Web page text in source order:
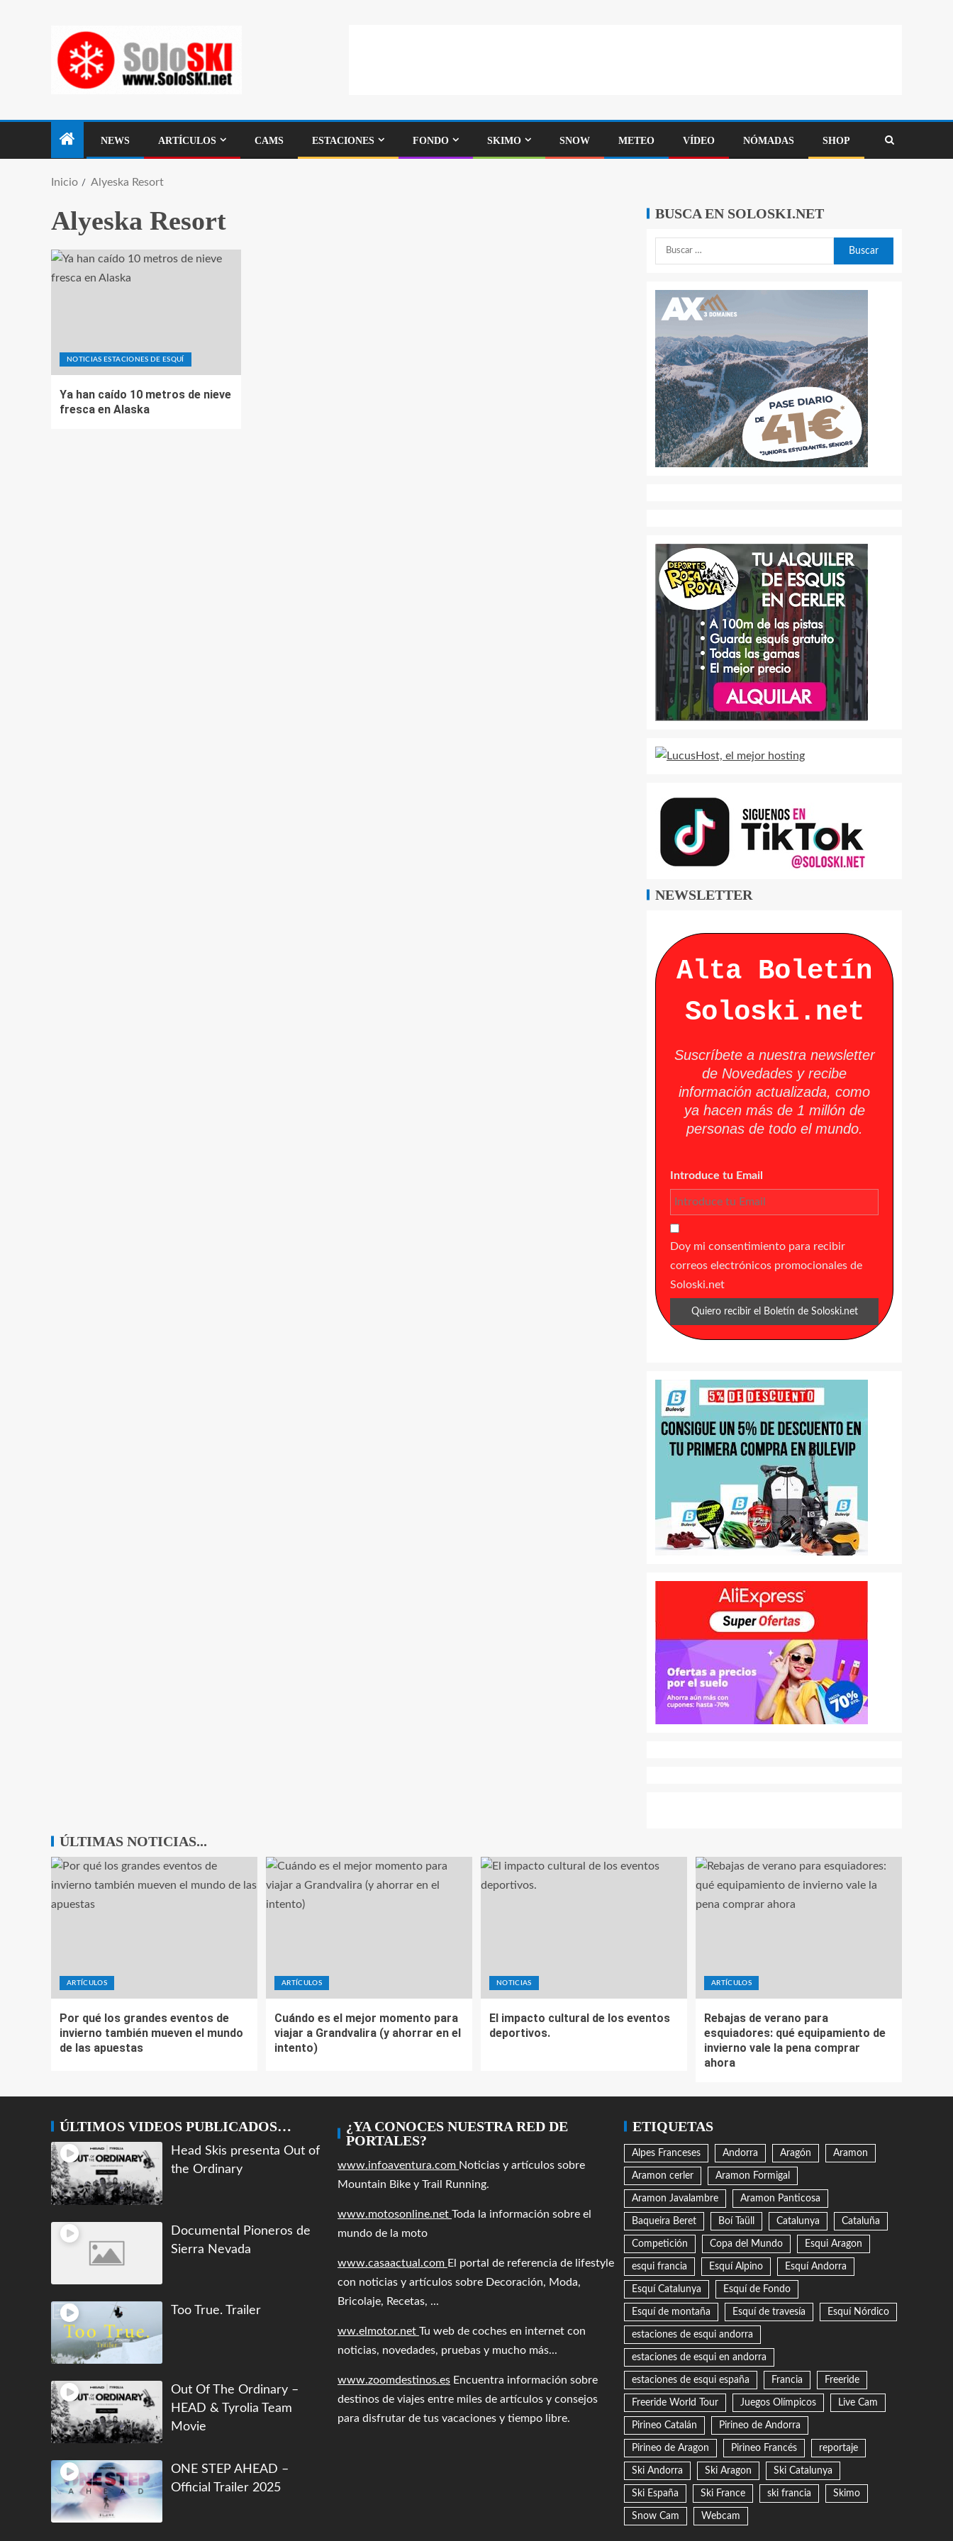
NEWS ARTÍCULOS CAMS ESTACIONES FONDO SKIMO SNOW METEO VÍDEO NÓMADAS SHOP
Inicio Alyeska Resort
Alyeska Resort
NOTICIAS ESTACIONES DE ESQUÍ
Ya han caído 10 metros de nieve
fresca en Alaska
BUSCA EN SOLOSKI.NET
NEWSLETTER
Alta Boletín
Soloski.net
Suscríbete a nuestra newsletter
de Novedades y recibe
información actualizada, como
ya hacen más de 1 millón de
personas de todo el mundo.
Introduce tu Email
Doy mi consentimiento para recibir
correos electrónicos promocionales de
Soloski.net
ÚLTIMAS NOTICIAS...
ARTÍCULOS
Por qué los grandes eventos de
invierno también mueven el mundo
de las apuestas
ARTÍCULOS
Cuándo es el mejor momento para
viajar a Grandvalira (y ahorrar en el
intento)
NOTICIAS
El impacto cultural de los eventos
deportivos.
ARTÍCULOS
Rebajas de verano para
esquiadores: qué equipamiento de
invierno vale la pena comprar
ahora
ÚLTIMOS VIDEOS PUBLICADOS…
Head Skis presenta Out of
the Ordinary
Documental Pioneros de
Sierra Nevada
Too True. Trailer
Out Of The Ordinary –
HEAD & Tyrolia Team
Movie
ONE STEP AHEAD –
Official Trailer 2025
¿YA CONOCES NUESTRA RED DE
PORTALES?
www.infoaventura.com Noticias y artículos sobre
Mountain Bike y Trail Running.
www.motosonline.net Toda la información sobre el
mundo de la moto
www.casaactual.com El portal de referencia de lifestyle
con noticias y artículos sobre Decoración, Moda,
Bricolaje, Recetas, ...
ww.elmotor.net Tu web de coches en internet con
noticias, novedades, pruebas y mucho más...
www.zoomdestinos.es Encuentra información sobre
destinos de viajes entre miles de artículos y consejos
para disfrutar de tus vacaciones y tiempo libre.
ETIQUETAS
Alpes Franceses Andorra Aragón Aramon
Aramon cerler Aramon Formigal
Aramon Javalambre Aramon Panticosa
Baqueira Beret Boí Taüll Catalunya Cataluña
Competición Copa del Mundo Esqui Aragon
esqui francia Esquí Alpino Esquí Andorra
Esquí Catalunya Esquí de Fondo
Esquí de montaña Esquí de travesía Esquí Nórdico
estaciones de esqui andorra
estaciones de esqui en andorra
estaciones de esqui españa Francia Freeride
Freeride World Tour Juegos Olímpicos Live Cam
Pirineo Catalán Pirineo de Andorra
Pirineo de Aragon Pirineo Francés reportaje
Ski Andorra Ski Aragon Ski Catalunya
Ski España Ski France ski francia Skimo
Snow Cam Webcam